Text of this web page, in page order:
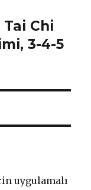
Chi
3-4-5
uygulamalı